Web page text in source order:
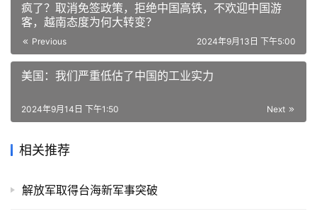
疯了？取消免签政策，拒绝中国高铁，不欢迎中国游
客，越南态度为何大转变？
Previous 2024年9月13日 下午5:00
美国：我们严重低估了中国的工业实力
Next
2024年9月14日 下午1:50
相关推荐
解放军取得台海新军事突破